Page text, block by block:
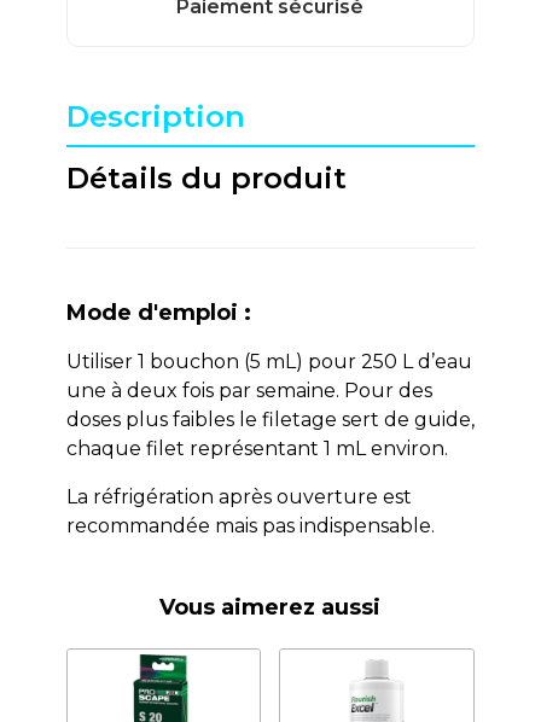
Description
Détails du produit
Mode d'emploi :
Utiliser 1 bouchon (5 mL) pour 250 L d’eau
une à deux fois par semaine. Pour des
doses plus faibles le filetage sert de guide,
chaque filet représentant 1 mL environ.
La réfrigération après ouverture est
recommandée mais pas indispensable.
Vous aimerez aussi